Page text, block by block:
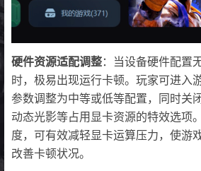
硬件资源适配调整：当设备硬件配置
时，极易出现运行卡顿。玩家可进入
参数调整为中等或低等配置，同时关
动态光影等占用显卡资源的特效选项
度，可有效减轻显卡运算压力，使游
改善卡顿状况。